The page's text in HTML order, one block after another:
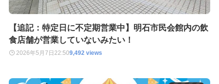
【追記：特定日に不定期営業中】明石市民会館内の飲
食店舗が営業していないみたい！
2026年5月7日 22:509,492 views